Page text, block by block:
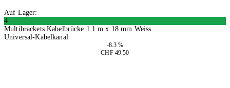
Auf Lager:
4
Multibrackets Kabelbrücke 1.1 m x 18 mm Weiss
Universal-Kabelkanal
-8.3 %
CHF 49.50